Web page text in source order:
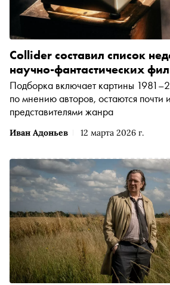
Иван Адоньев 12 марта 2026 г.
Collider составил список
научно-фантастических
Подборка включает картины
по мнению авторов, остаются почти
представителями жанра